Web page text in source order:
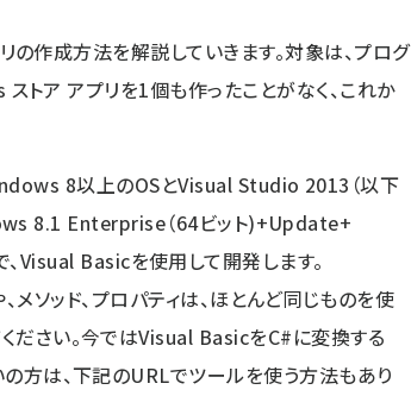
作成方法を解説していきます。対象は、プログ
トア アプリを1個も作ったことがなく、これか
8以上のOSとVisual Studio 2013（以下
8.1 Enterprise（64ビット)+Update+
Basicを使用して開発します。
ソッド、プロパティは、ほとんど同じものを使
ださい。今ではVisual BasicをC#に変換する
方は、下記のURLでツールを使う方法もあり